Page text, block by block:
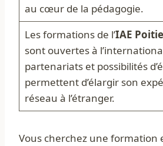
au cœur de la pédagogie.
Les formations de l’IAE
sont ouvertes à
partenariats et possibilités
permettent d’élargir son
réseau à l’étranger.
Vous cherchez une formation